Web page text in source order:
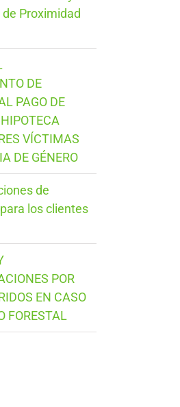
Proximidad
DE
PAGO DE
VÍCTIMAS
DE GÉNERO
de
los clientes
POR
EN CASO
FORESTAL